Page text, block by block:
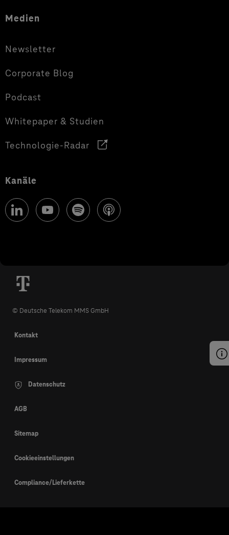
Medien
Newsletter
Corporate Blog
Podcast
Whitepaper & Studien
Technologie-Radar
Kanäle
© Deutsche Telekom MMS GmbH
Kontakt
Impressum
Datenschutz
AGB
Sitemap
Cookieeinstellungen
Compliance/Lieferkette